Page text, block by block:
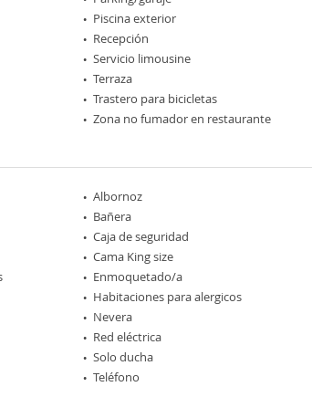
Piscina exterior
Recepción
Servicio limousine
Terraza
Trastero para bicicletas
Zona no fumador en restaurante
Albornoz
Bañera
Caja de seguridad
Cama King size
Enmoquetado/a
Habitaciones para alergicos
Nevera
Red eléctrica
Solo ducha
Teléfono